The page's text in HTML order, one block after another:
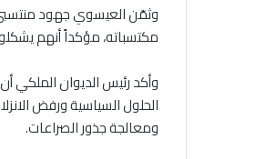
وثمّن العيسوي جهود
مكتسباته، مؤكداً أنهم
وأكد رئيس الديوان الملكي
الحلول السياسية ورفض
ومعالجة جذور الصراعات.